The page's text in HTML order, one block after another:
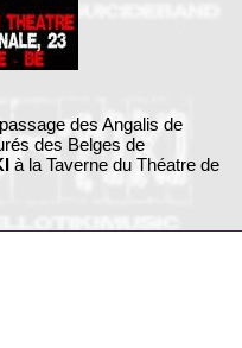
des Angalis de
des Belges de
à la Taverne du Théatre de